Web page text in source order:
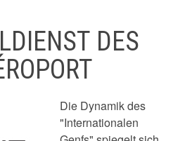
DES
Die Dynamik des
"Internationalen